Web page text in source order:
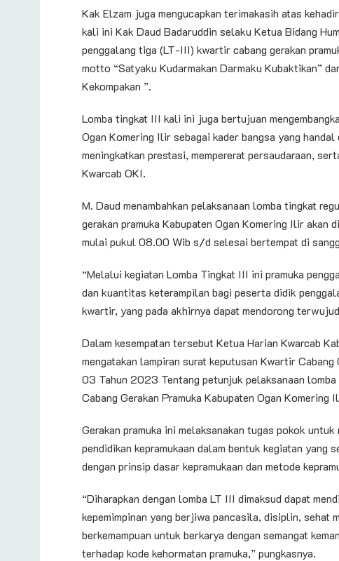
Kak Elzam juga mengucapkan terimakasih atas
kali ini Kak Daud Badaruddin selaku Ketua Bidang
penggalang tiga (LT-III) kwartir cabang gerakan
motto “Satyaku Kudarmakan Darmaku Kubaktikan”
Kekompakan ”.
Lomba tingkat III kali ini juga bertujuan
Ogan Komering Ilir sebagai kader bangsa yang
meningkatkan prestasi, mempererat persaudaraan,
Kwarcab OKI.
M. Daud menambahkan pelaksanaan lomba tingkat
gerakan pramuka Kabupaten Ogan Komering Ilir
mulai pukul 08.00 Wib s/d selesai bertempat di
“Melalui kegiatan Lomba Tingkat III ini pramuka
dan kuantitas keterampilan bagi peserta didik
kwartir, yang pada akhirnya dapat mendorong
Dalam kesempatan tersebut Ketua Harian Kwarcab
mengatakan lampiran surat keputusan Kwartir
03 Tahun 2023 Tentang petunjuk pelaksanaan
Cabang Gerakan Pramuka Kabupaten Ogan
Gerakan pramuka ini melaksanakan tugas pokok
pendidikan kepramukaan dalam bentuk kegiatan yang
dengan prinsip dasar kepramukaan dan metode
“Diharapkan dengan lomba LT III dimaksud dapat
kepemimpinan yang berjiwa pancasila, disiplin,
berkemampuan untuk berkarya dengan semangat
terhadap kode kehormatan pramuka,” pungkasnya.